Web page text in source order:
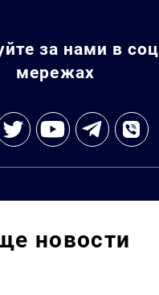
за нами в
мережах
новости